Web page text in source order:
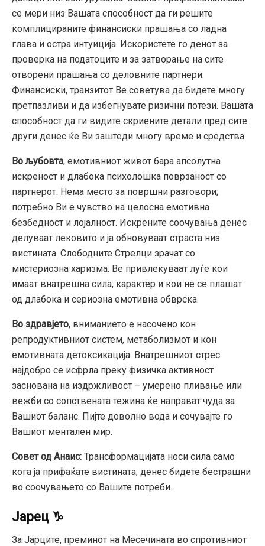
се мери низ Вашата способност да ги решите
комплицираните финансиски прашања со ладна
глава и остра интуиција. Искористете го денот за
проверка на податоците и за затворање на сите
отворени прашања со деловните партнери.
Финансиски, транзитот Ве советува да бидете многу
претпазливи и да избегнувате ризични потези. Вашата
способност да ги видите скриените детали пред сите
други денес ќе Ви заштеди многу време и средства.
Во љубовта, емотивниот живот бара апсолутна
искреност и длабока психолошка поврзаност со
партнерот. Нема место за површни разговори;
потребно Ви е чувство на целосна емотивна
безбедност и лојалност. Искрените соочувања денес
делуваат лековито и ја обновуваат страста низ
вистината. Слободните Стрелци зрачат со
мистериозна харизма. Ве привлекуваат луѓе кои
имаат внатрешна сила, карактер и кои не се плашат
од длабока и сериозна емотивна обврска.
Во здравјето, вниманието е насочено кон
репродуктивниот систем, метаболизмот и кон
емотивната детоксикација. Внатрешниот стрес
најдобро се исфрла преку физичка активност
заснована на издржливост – умерено пливање или
вежби со сопствената тежина ќе направат чуда за
Вашиот баланс. Пијте доволно вода и сочувајте го
Вашиот ментален мир.
Совет од Анаис: Трансформацијата носи сила само
кога ја прифаќате вистината; денес бидете бестрашни
во соочувањето со Вашите потреби.
Јарец ♑
За Јарците, преминот на Месечината во спротивниот